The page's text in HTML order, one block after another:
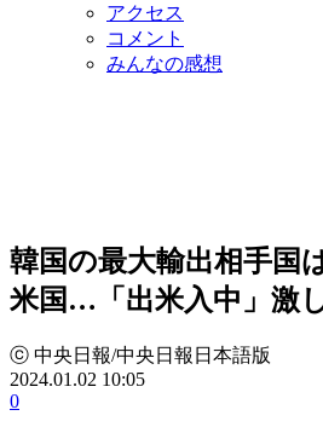
アクセス
コメント
みんなの感想
韓国の最大輸出相手国
米国…「出米入中」激
ⓒ 中央日報/中央日報日本語版
2024.01.02 10:05
0